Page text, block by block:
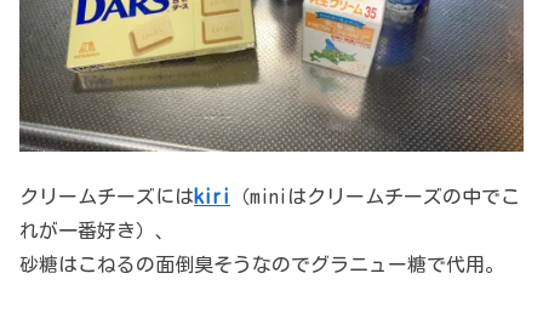
クリームチーズにはkiri
（miniはクリームチーズの中でこ
れが一番好き）、
砂糖はこねるの面倒臭そうなのでグラニュー糖で代用。